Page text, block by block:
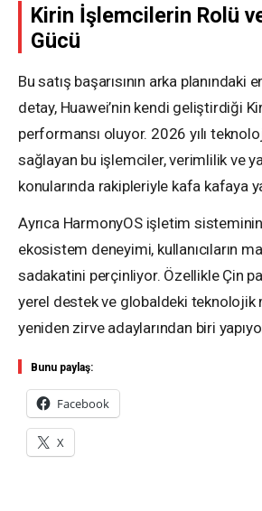
Kirin İşlemcilerin Rolü
Gücü
Bu satış başarısının arka planındaki
detay, Huawei’nin kendi geliştirdiği
performansı oluyor. 2026 yılı
sağlayan bu işlemciler, verimlilik ve
konularında rakipleriyle kafa kafaya
Ayrıca HarmonyOS işletim sisteminin
ekosistem deneyimi, kullanıcıların
sadakatini perçinliyor. Özellikle Çin
yerel destek ve globaldeki teknolojik
yeniden zirve adaylarından biri
Bunu paylaş:
Facebook
X